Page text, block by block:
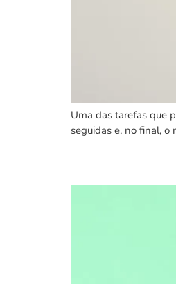
Uma das tarefas que
seguidas e, no final,